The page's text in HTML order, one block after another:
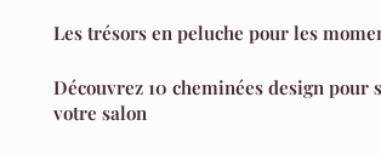
Les trésors en peluche pour les
Découvrez 10 cheminées design pour
votre salon